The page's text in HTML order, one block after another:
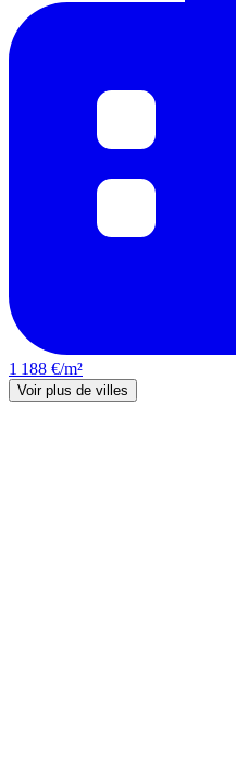
1 188 €/m²
Voir plus de villes